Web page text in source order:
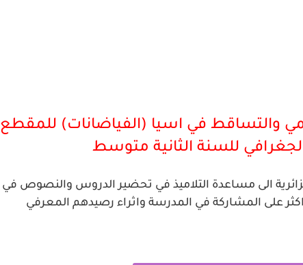
والتساقط في اسيا (الفياضانات) للمقطع
للسنة الثانية متوسط
الى مساعدة التلاميذ في تحضير الدروس والنصوص في
على المشاركة في المدرسة واثراء رصيدهم المعرفي